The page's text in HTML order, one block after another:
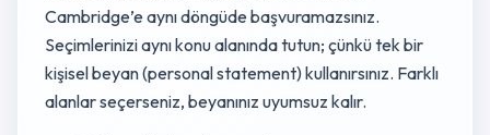
Cambridge’e aynı döngüde başvuramazsınız.
Seçimlerinizi aynı konu alanında tutun; çünkü tek bir
kişisel beyan (personal statement) kullanırsınız. Farklı
alanlar seçerseniz, beyanınız uyumsuz kalır.